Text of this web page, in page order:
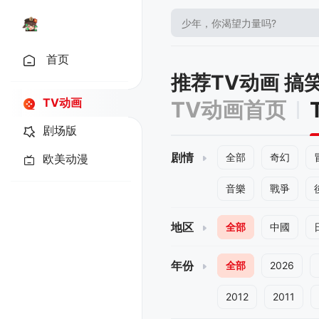
首页
TV动画
剧场版
欧美动漫
推荐TV动画 搞
TV动画首页
剧情 全部 奇幻
音樂 戰爭
地区 全部 中國
年份 全部 2026
2012 2011